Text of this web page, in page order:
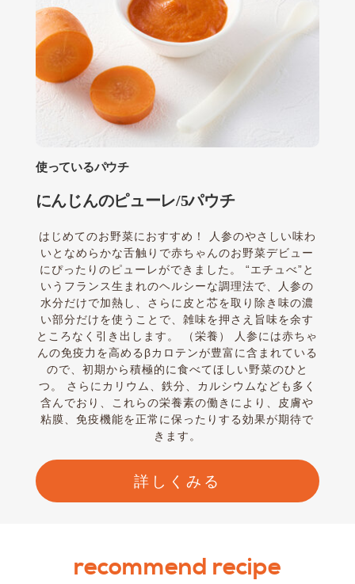
使っているパウチ
にんじんのピューレ/5パウチ
はじめてのお野菜におすすめ！ 人参のやさしい味わ
いとなめらかな舌触りで赤ちゃんのお野菜デビュー
にぴったりのピューレができました。 “エチュべ”と
いうフランス生まれのヘルシーな調理法で、人参の
水分だけで加熱し、さらに皮と芯を取り除き味の濃
い部分だけを使うことで、雑味を押さえ旨味を余す
ところなく引き出します。 （栄養） 人参には赤ちゃ
んの免疫力を高めるβカロテンが豊富に含まれている
ので、初期から積極的に食べてほしい野菜のひと
つ。 さらにカリウム、鉄分、カルシウムなども多く
含んでおり、これらの栄養素の働きにより、皮膚や
粘膜、免疫機能を正常に保ったりする効果が期待で
きます。
詳しくみる
recommend recipe